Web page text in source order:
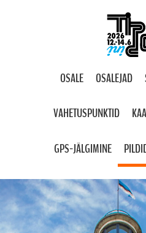
OSALE OSALEJAD
VAHETUSPUNKTID
GPS-JÄLGIMINE